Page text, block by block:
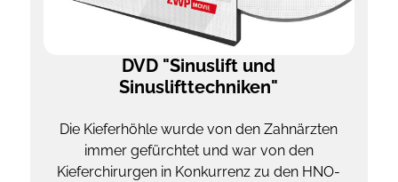
DVD "Sinuslift und
Sinuslifttechniken"
Die Kieferhöhle wurde von den Zahnärzten
immer gefürchtet und war von den
Kieferchirurgen in Konkurrenz zu den HNO-